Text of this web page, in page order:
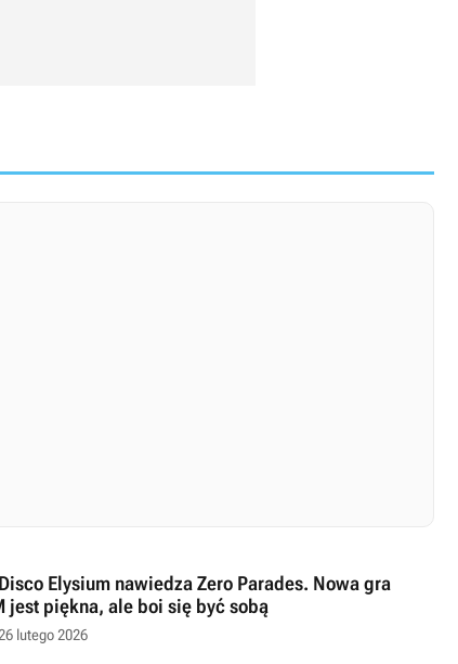
Elysium nawiedza Zero Parades. Nowa gra
jest piękna, ale boi się być sobą
26 lutego 2026